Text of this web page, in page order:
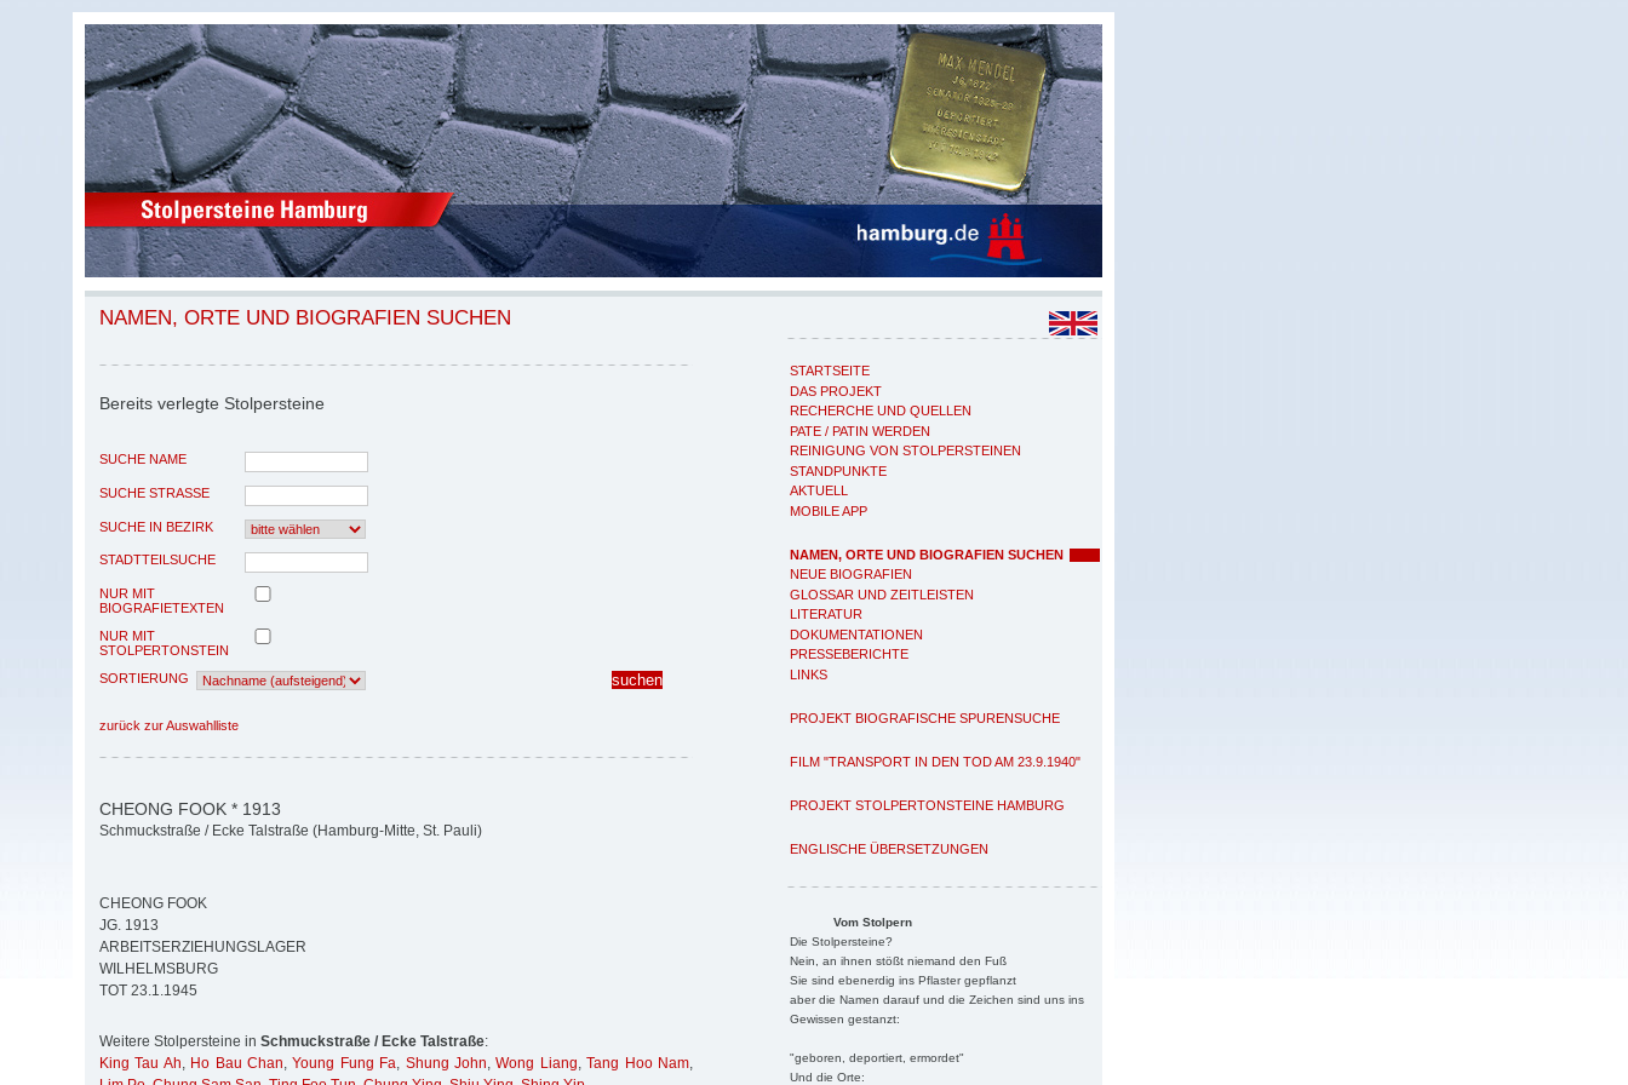
STARTSEITE
DAS PROJEKT
RECHERCHE UND QUELLEN
PATE / PATIN WERDEN
REINIGUNG VON STOLPERSTEINEN
STANDPUNKTE
AKTUELL
MOBILE APP
NAMEN, ORTE UND BIOGRAFIEN SUCHEN
NEUE BIOGRAFIEN
GLOSSAR UND ZEITLEISTEN
LITERATUR
DOKUMENTATIONEN
PRESSEBERICHTE
LINKS
PROJEKT BIOGRAFISCHE SPURENSUCHE
FILM "TRANSPORT IN DEN TOD AM 23.9.1940"
PROJEKT STOLPERTONSTEINE HAMBURG
ENGLISCHE ÜBERSETZUNGEN
Vom Stolpern
Die Stolpersteine?
Nein, an ihnen stößt niemand den Fuß
Sie sind ebenerdig ins Pflaster gepflanzt
aber die Namen darauf und die Zeichen sind uns ins
Gewissen gestanzt:
"geboren, deportiert, ermordet"
Und die Orte:
NAMEN, ORTE UND BIOGRAFIEN SUCHEN
Bereits verlegte Stolpersteine
SUCHE NAME
SUCHE STRASSE
SUCHE IN BEZIRK
STADTTEILSUCHE
NUR MIT
BIOGRAFIETEXTEN
NUR MIT
STOLPERTONSTEIN
SORTIERUNG
zurück zur Auswahlliste
CHEONG FOOK * 1913
Schmuckstraße / Ecke Talstraße (Hamburg-Mitte, St. Pauli)
CHEONG FOOK
JG. 1913
ARBEITSERZIEHUNGSLAGER
WILHELMSBURG
TOT 23.1.1945
Weitere Stolpersteine in Schmuckstraße / Ecke Talstraße:
King Tau Ah, Ho Bau Chan,Young Fung Fa, Shung John,Wong Liang,Tang Hoo Nam,